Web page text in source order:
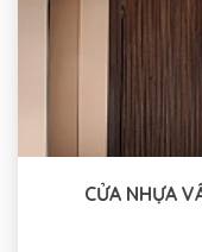
CỬA NHỰA